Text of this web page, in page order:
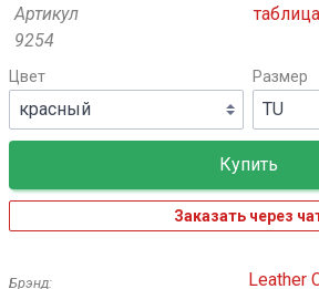
Артикул
9254
Цвет Размер
Заказать через
Брэнд: Leather